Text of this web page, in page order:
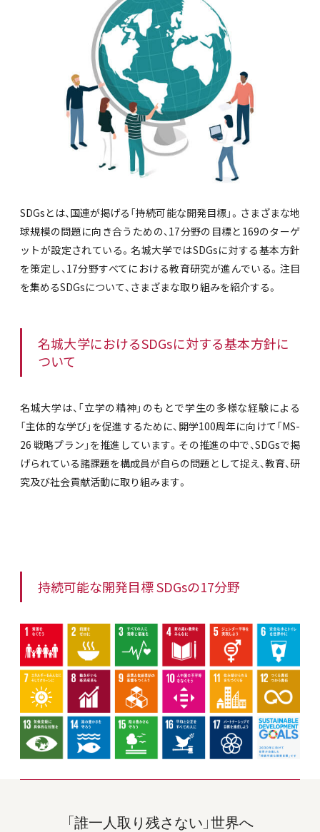
SDGsとは、国連が掲げる「持続可能な開発目標」。さまざまな地
球規模の問題に向き合うための、17分野の目標と169のターゲ
ットが設定されている。名城大学ではSDGsに対する基本方針
を策定し、17分野すべてにおける教育研究が進んでいる。注目
を集めるSDGsについて、さまざまな取り組みを紹介する。
名城大学におけるSDGsに対する基本方針に
ついて
名城大学は、「立学の精神」のもとで学生の多様な経験による
「主体的な学び」を促進するために、開学100周年に向けて「MS-
26 戦略プラン」を推進しています。その推進の中で、SDGsで掲
げられている諸課題を構成員が自らの問題として捉え、教育、研
究及び社会貢献活動に取り組みます。
持続可能な開発目標 SDGsの17分野
「誰一人取り残さない」世界へ